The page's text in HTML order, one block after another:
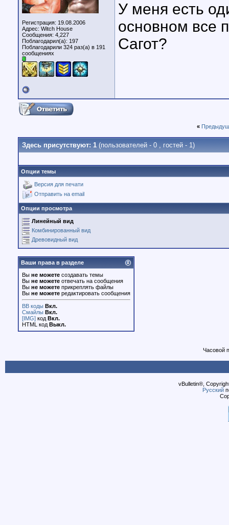
Регистрация: 19.08.2006
Адрес: Witch House
Сообщения: 4,227
Поблагодарил(а): 197
Поблагодарили 324 раз(а) в 191
сообщениях
У меня есть
основном все
Сагот?
«
Здесь присутствуют: 1 (пользователей - 0 , гостей - 1)
Опции темы
Версия для печати
Отправить на email
Опции просмотра
Линейный вид
Комбинированный вид
Древовидный вид
Ваши права в разделе
Вы не можете создавать темы
Вы не можете отвечать на сообщения
Вы не можете прикреплять файлы
Вы не можете редактировать сообщения
BB коды Вкл.
Смайлы Вкл.
[IMG] код Вкл.
HTML код Выкл.
Часовой
vBulletin®,
Русский